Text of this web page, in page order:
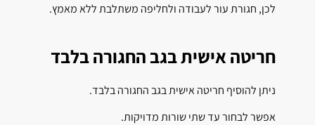
לכן, חגורת עור לעבודה ולחליפה משתלבת ללא מאמץ.
חריטה אישית בגב החגורה בלבד
ניתן להוסיף חריטה אישית בגב החגורה בלבד.
אפשר לבחור עד שתי שורות מדויקות.